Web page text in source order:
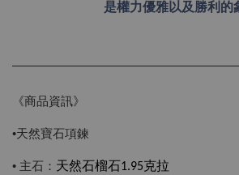
是權力優雅以及勝利的
《商品資訊》
•天然寶石項鍊
• 主石： 天然石榴石1.95克拉